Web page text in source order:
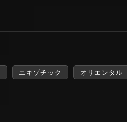
エキゾチック オリエンタル